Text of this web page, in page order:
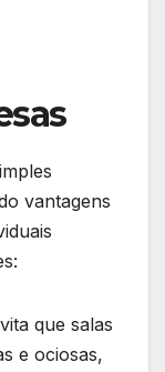
vantagens
que salas
e ociosas,